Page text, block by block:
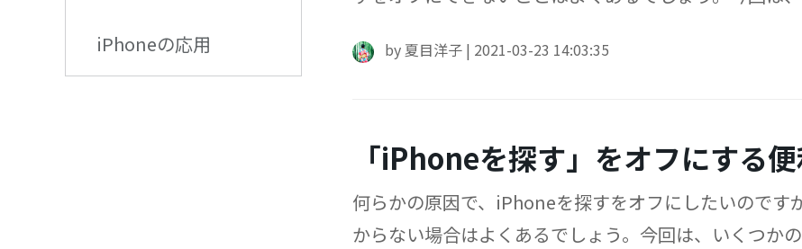
iPhoneの応用 by 夏目洋子| 2021-03-23 14:03:35
「iPhoneを探す」をオフにする
何らかの原因で、iPhoneを探すをオフにしたいので
からない場合はよくあるでしょう。今回は、いくつか